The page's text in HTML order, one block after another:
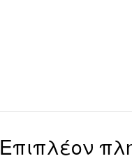
Επιπλέον